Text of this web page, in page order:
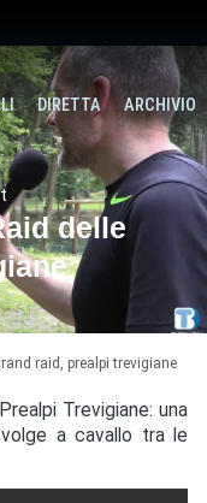
DIRETTA ARCHIVIO
delle
raid prealpi trevigiane
Trevigiane: una
a cavallo tra le